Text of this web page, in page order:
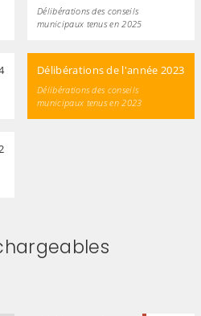
Délibérations des conseils
municipaux tenus en 2025
Délibérations de l'année 2023
Délibérations des conseils
municipaux tenus en 2023